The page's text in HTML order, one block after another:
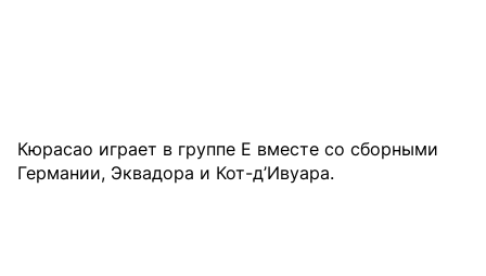
Кюрасао играет в группе Е вместе со сборными
Германии, Эквадора и Кот-д’Ивуара.